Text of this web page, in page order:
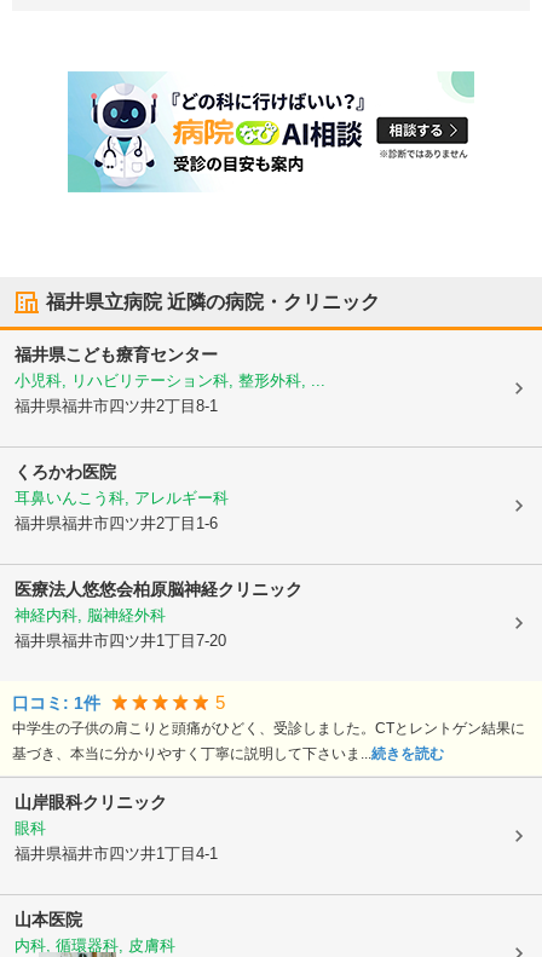
福井県立病院近隣の病院・クリニック
福井県こども療育センター
小児科, リハビリテーション科, 整形外科, ...
福井県福井市四ツ井2丁目8-1
くろかわ医院
耳鼻いんこう科, アレルギー科
福井県福井市四ツ井2丁目1-6
医療法人悠悠会柏原脳神経クリニック
神経内科, 脳神経外科
福井県福井市四ツ井1丁目7-20
口コミ: 1件 5
中学生の子供の肩こりと頭痛がひどく、受診しました。CTとレントゲン結果に
基づき、本当に分かりやすく丁寧に説明して下さいま...続きを読む
山岸眼科クリニック
眼科
福井県福井市四ツ井1丁目4-1
山本医院
内科, 循環器科, 皮膚科